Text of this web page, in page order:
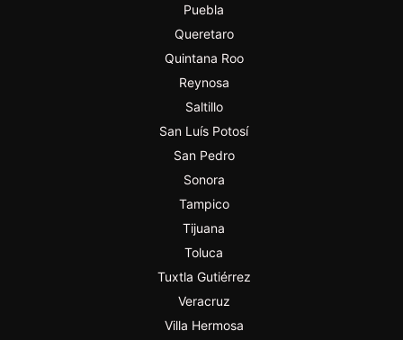
Puebla
Queretaro
Quintana Roo
Reynosa
Saltillo
San Luís Potosí
San Pedro
Sonora
Tampico
Tijuana
Toluca
Tuxtla Gutiérrez
Veracruz
Villa Hermosa